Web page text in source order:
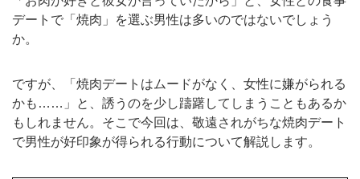
デートで「焼肉」を選ぶ男性は多いのではないでしょう
か。
ですが、「焼肉デートはムードがなく、女性に嫌がられる
かも……」と、誘うのを少し躊躇してしまうこともあるか
もしれません。そこで今回は、敬遠されがちな焼肉デート
で男性が好印象が得られる行動について解説します。